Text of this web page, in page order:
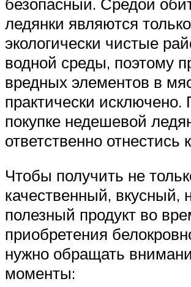
ледянки являются только
экологически чистые
водной среды, поэтому
вредных элементов в
практически исключено.
покупке недешевой
ответственно отнестись
Чтобы получить не
качественный, вкусный,
полезный продукт во
приобретения
нужно обращать
моменты: